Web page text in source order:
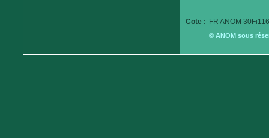
Cote : FR ANOM
© ANOM sous